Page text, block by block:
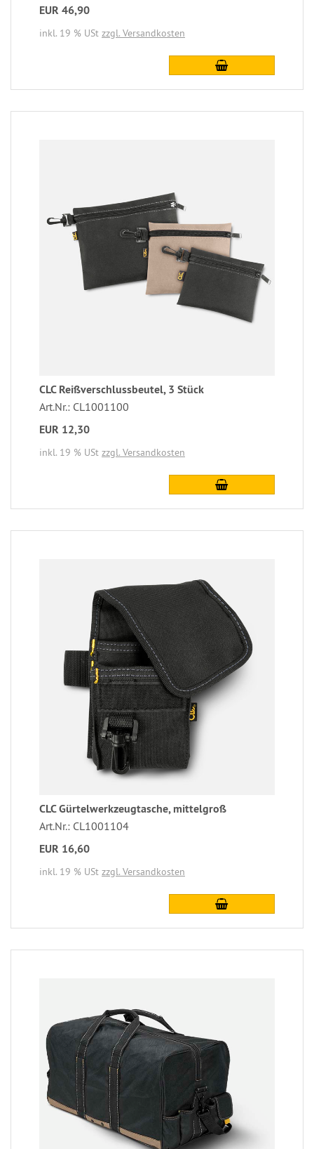
EUR 46,90
inkl. 19 % USt zzgl. Versandkosten
CLC Reißverschlussbeutel, 3 Stück
Art.Nr.: CL1001100
EUR 12,30
inkl. 19 % USt zzgl. Versandkosten
CLC Gürtelwerkzeugtasche, mittelgroß
Art.Nr.: CL1001104
EUR 16,60
inkl. 19 % USt zzgl. Versandkosten